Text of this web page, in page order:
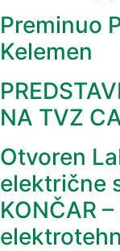
Preminuo
Kelemen
NA TVZ
Otvoren
električne
KONČAR